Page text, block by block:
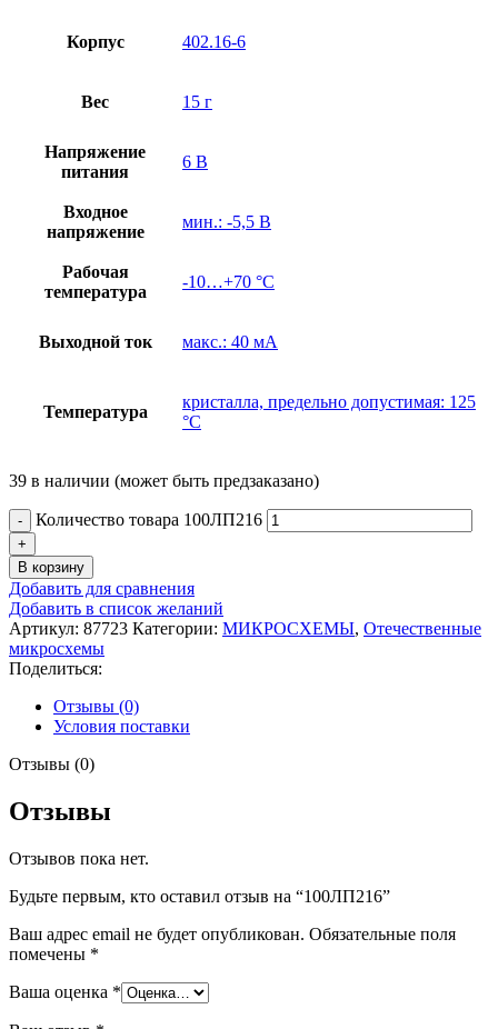
Корпус 402.16-6
Вес 15 г
Напряжение
питания
6 В
Входное
напряжение
мин.: -5,5 В
Рабочая
температура
-10…+70 °С
Выходной ток макс.: 40 мА
Температура
кристалла, предельно допустимая: 125
°С
39 в наличии (может быть предзаказано)
Количество товара 100ЛП216
В корзину
Добавить для сравнения
Добавить в список желаний
Артикул: 87723 Категории: МИКРОСХЕМЫ, Отечественные
микросхемы
Поделиться:
Отзывы (0)
Условия поставки
Отзывы (0)
Отзывы
Отзывов пока нет.
Будьте первым, кто оставил отзыв на “100ЛП216”
Ваш адрес email не будет опубликован. Обязательные поля
помечены *
Ваша оценка *